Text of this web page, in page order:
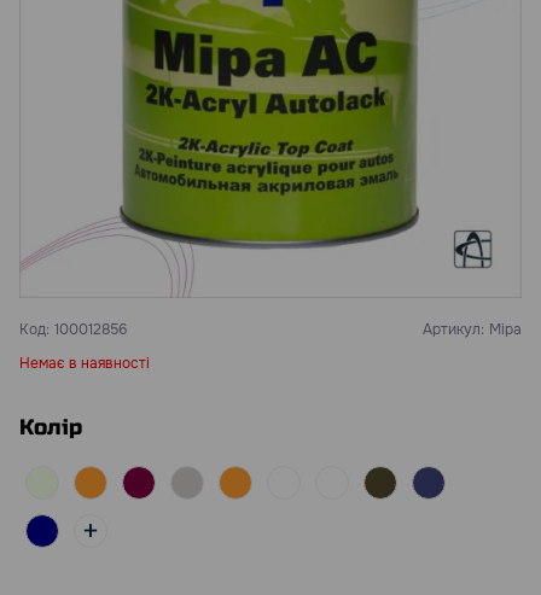
Код: 100012856 Артикул: Mipa
Немає в наявності
Колір